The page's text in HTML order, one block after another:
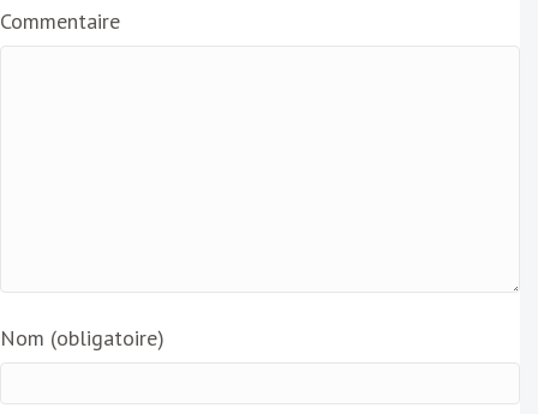
Commentaire
Nom (obligatoire)